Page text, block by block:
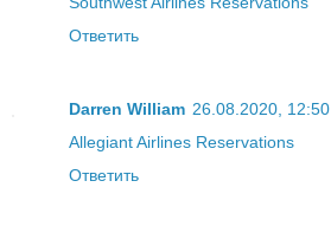
Ответить
Darren William 26.08.2020, 12:50
Allegiant Airlines Reservations
Ответить